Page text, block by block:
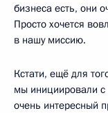
бизнеса есть, они
Просто хочется
в нашу миссию.
Кстати, ещё для
мы инициировали с
очень интересный